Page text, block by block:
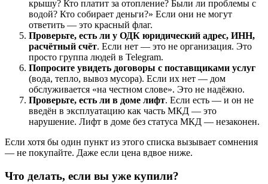
крышу? Кто платит за отопление? Были ли проблемы с
водой? Кто собирает деньги?» Если они не могут
ответить — это красный флаг.
Проверьте, есть ли у ОДК юридический адрес, ИНН,
расчётный счёт. Если нет — это не организация. Это
просто группа людей в Telegram.
Попросите увидеть договоры с поставщиками услуг
(вода, тепло, вывоз мусора). Если их нет — дом
обслуживается «на честном слове». Это не надёжно.
Проверьте, есть ли в доме лифт. Если есть — и он не
введён в эксплуатацию как часть МКД — это
нарушение. Лифт в доме без статуса МКД — незаконен.
Если хотя бы один пункт из этого списка вызывает сомнения
— не покупайте. Даже если цена вдвое ниже.
Что делать, если вы уже купили?